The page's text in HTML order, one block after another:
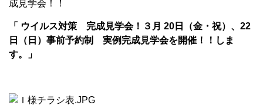
「 ウイルス対策 完成見学会！３月 20日（金・祝）、22
日（日）事前予約制 実例完成見学会を開催！！しま
す。」